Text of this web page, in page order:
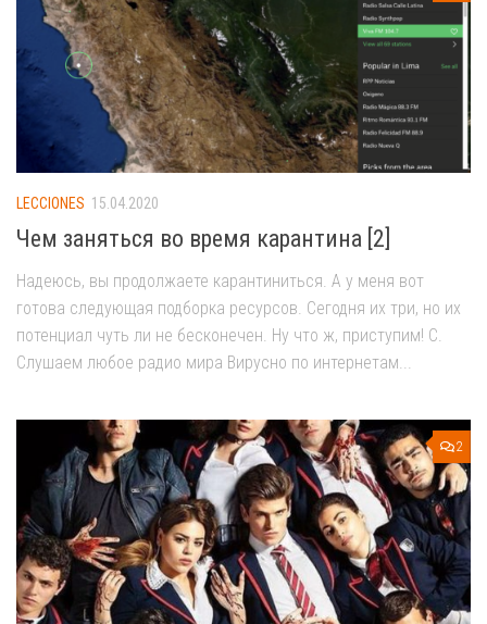
LECCIONES 15.04.2020
Чем заняться во время карантина [2]
Надеюсь, вы продолжаете карантиниться. А у меня вот
готова следующая подборка ресурсов. Сегодня их три, но их
потенциал чуть ли не бесконечен. Ну что ж, приступим! C.
Слушаем любое радио мира Вирусно по интернетам...
2